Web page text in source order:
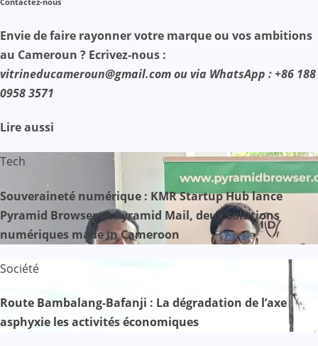
Contactez-nous
Envie de faire rayonner votre marque ou vos ambitions
au Cameroun ? Ecrivez-nous :
vitrineducameroun@gmail.com ou via WhatsApp : +86 188
0958 3571
Lire aussi
Tech
Souveraineté numérique : KMR Startup Hub lance
Pyramid Browser et Pyramid Mail, deux solutions
numériques made in Cameroon
Société
Route Bambalang-Bafanji : La dégradation de l’axe
asphyxie les activités économiques